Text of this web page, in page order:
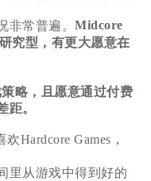
非常普遍。Midcore
究型，有更大愿意在
略，且愿意通过付费
距。
Hardcore Games，
里从游戏中得到好的